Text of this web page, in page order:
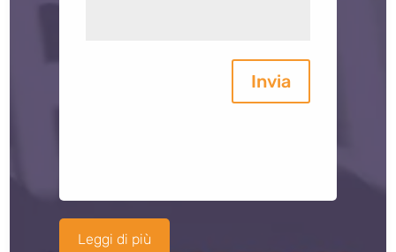
Invia
Leggi di più